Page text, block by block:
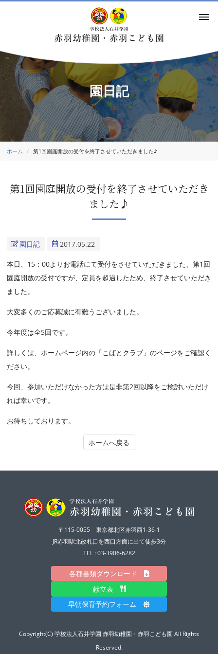
園日記
ホーム 第1回園庭開放の受付を終了させていただきました♪
第1回園庭開放の受付を終了させていただき
ました♪
園日記 2017.05.22
本日、15：00よりお電話にて受付をさせていただきました、第1回
園庭開放の受付ですが、定員を超過したため、終了させていただき
ました。
大変多くのご応募誠に有難うございました。
今年度は全5回です。
詳しくは、ホームページ内の「こばとクラブ」のページをご確認く
ださい。
今回、参加いただけなかった方は是非第2回以降をご検討いただけ
れば幸いです。
お待ちしております。
ホームへ戻る
〒115-0055 東京都北区赤羽西1-36-1
JR赤羽駅北改札口を西口方面に出て徒歩3分
TEL : 03-3906-6282
各種書類ダウンロード
献立表
早朝保育予約フォーム
Copyright(C) 学校法人石井学園 赤羽幼稚園・赤羽こども園 All Rights
Reserved.